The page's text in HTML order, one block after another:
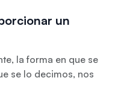
un
la forma en que se
se lo decimos, nos